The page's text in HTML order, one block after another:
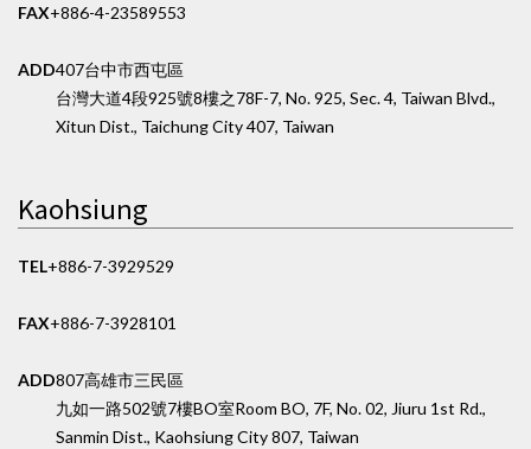
FAX+886-4-23589553
ADD407台中市西屯區
台灣大道4段925號8樓之78F-7, No. 925, Sec. 4, Taiwan Blvd.,
Xitun Dist., Taichung City 407, Taiwan
Kaohsiung
TEL+886-7-3929529
FAX+886-7-3928101
ADD807高雄市三民區
九如一路502號7樓BO室Room BO, 7F, No. 02, Jiuru 1st Rd.,
Sanmin Dist., Kaohsiung City 807, Taiwan